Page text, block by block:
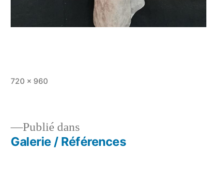
Taille
720 × 960
Navigation
Publié dans
Galerie / Références